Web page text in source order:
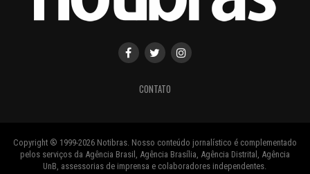
CONTATO
Copyright ® 1999-2026 Notibras. Nosso conteúdo jornalístico é complementado
pelos serviços da Agência Brasil, Agência Brasília, Agência Distrital, Agência
UnB, assessorias de imprensa e colaboradores independentes.